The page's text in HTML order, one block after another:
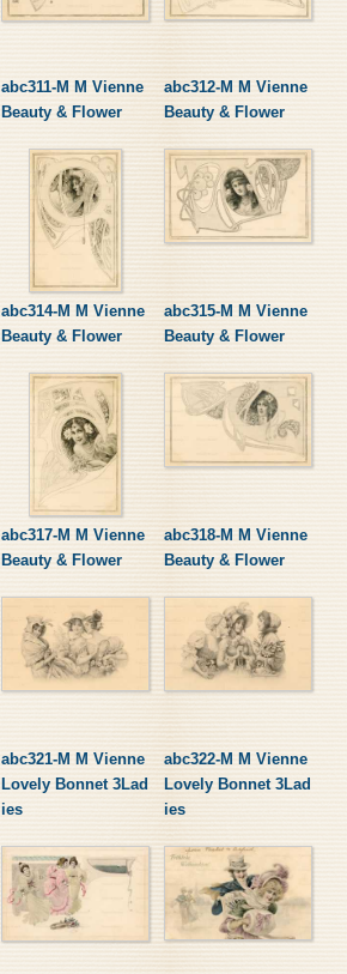
abc311-M M Vienne
Beauty & Flower
abc312-M M Vienne
Beauty & Flower
abc314-M M Vienne
Beauty & Flower
abc315-M M Vienne
Beauty & Flower
abc317-M M Vienne
Beauty & Flower
abc318-M M Vienne
Beauty & Flower
abc321-M M Vienne
Lovely Bonnet 3Lad
ies
abc322-M M Vienne
Lovely Bonnet 3Lad
ies